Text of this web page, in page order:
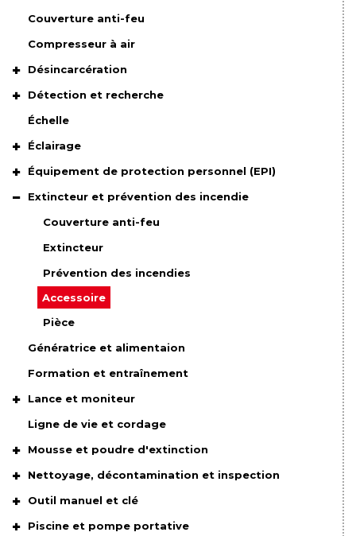
Couverture anti-feu
Compresseur à air
Désincarcération
Détection et recherche
Échelle
Éclairage
Équipement de protection personnel (EPI)
Extincteur et prévention des incendie
Couverture anti-feu
Extincteur
Prévention des incendies
Accessoire
Pièce
Génératrice et alimentaion
Formation et entraînement
Lance et moniteur
Ligne de vie et cordage
Mousse et poudre d'extinction
Nettoyage, décontamination et inspection
Outil manuel et clé
Piscine et pompe portative